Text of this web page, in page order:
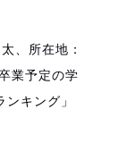
、所在地：
業予定の学
キング」